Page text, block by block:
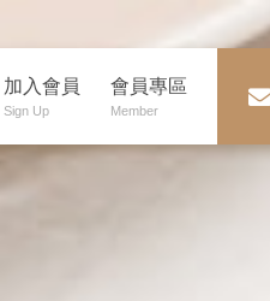
加入會員
Sign Up
會員專區
Member